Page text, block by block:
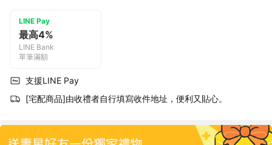
LINE Pay
最高4%
LINE Bank
單筆滿額
支援LINE Pay
[宅配商品]由收禮者自行填寫收件地址，便利又貼心。